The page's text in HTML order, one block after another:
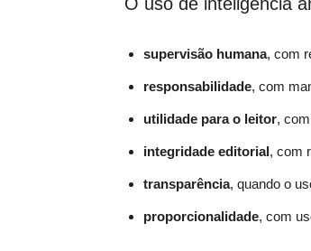
supervisão humana, com
responsabilidade, com
utilidade para o leitor,
integridade editorial, com
transparência, quando o
proporcionalidade, com